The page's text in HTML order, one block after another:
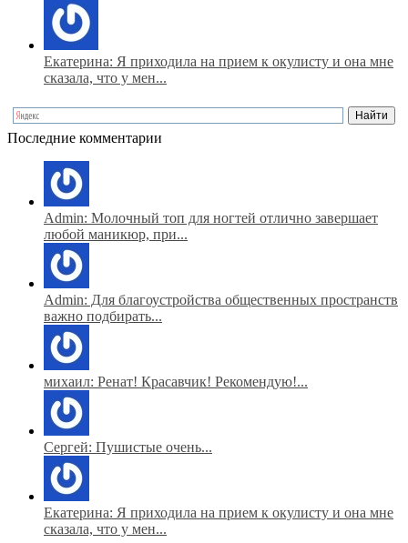
Екатерина: Я приходила на прием к окулисту и она мне
сказала, что у мен...
Последние комментарии
Admin: Молочный топ для ногтей отлично завершает
любой маникюр, при...
Admin: Для благоустройства общественных пространств
важно подбирать...
михаил: Ренат! Красавчик! Рекомендую!...
Сергей: Пушистые очень...
Екатерина: Я приходила на прием к окулисту и она мне
сказала, что у мен...